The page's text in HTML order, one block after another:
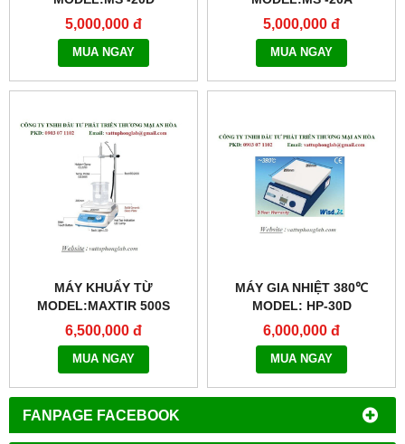
FANPAGE FACEBOOK
5,000,000 đ
MUA NGAY
5,000,000 đ
MUA NGAY
MÁY KHUẤY TỪ
MODEL:MAXTIR 500S
6,500,000 đ
MUA NGAY
MÁY GIA NHIỆT 380℃
MODEL: HP-30D
6,000,000 đ
MUA NGAY